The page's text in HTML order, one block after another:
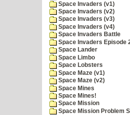
Space Invaders (v1)
Space Invaders (v2)
Space Invaders (v3)
Space Invaders (v4)
Space Invaders Battle
Space Invaders Episode
Space Lander
Space Limbo
Space Lobsters
Space Maze (v1)
Space Maze (v2)
Space Mines
Space Mines!
Space Mission
Space Mission Problem